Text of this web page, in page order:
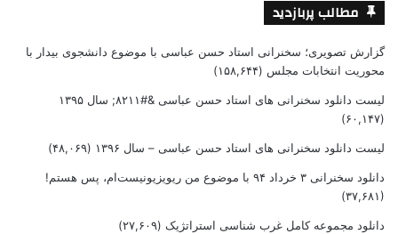
مطالب پربازدید
گزارش تصویری؛ سخنرانی استاد حسن عباسی با موضوع دانشجوی بیدار با
محوریت انتخابات مجلس (۱۵۸,۶۴۴)
لیست دانلود سخنرانی های استاد حسن عباسی &#۸۲۱۱; سال ۱۳۹۵
(۶۰,۱۴۷)
لیست دانلود سخنرانی های استاد حسن عباسی – سال ۱۳۹۶ (۴۸,۰۶۹)
دانلود سخنرانی ۳ خرداد ۹۴ با موضوع من ریویزیونیست‌ام، پس هستم!
(۳۷,۶۸۱)
دانلود مجموعه کامل غرب شناسی استراتژیک (۲۷,۶۰۹)